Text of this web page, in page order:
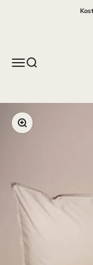
MenüSuche
Bild vergrößern